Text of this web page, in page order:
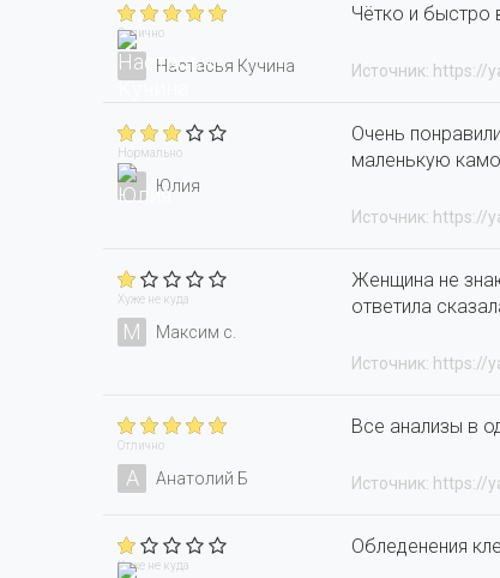
Отлично
Настасья Кучина
Чётко и быстро
Источник: https://
Нормально
Юлия
Очень
маленькую
Источник: https://
Хуже не куда
М Максим с.
Женщина не
ответила
Источник: https://
Отлично
А Анатолий Б
Все анализы в
Источник: https://
Хуже не куда
Обледенения